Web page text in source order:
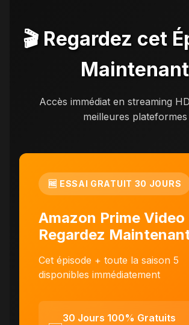
🎬 Regardez cet
Maintenant
Accès immédiat en streaming
meilleures plateformes
🆓 ESSAI GRATUIT 30 JOURS
Amazon Prime Video
Regardez
Cet épisode + toute la saison 5
disponibles immédiatement
30 Jours 100% Gratuits